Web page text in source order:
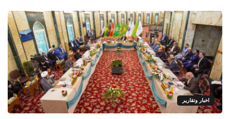
اخبار وتقارير